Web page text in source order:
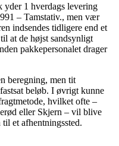
yder 1 hverdags levering
– Tamstativ., men vær
indsendes tidligere end et
at de højst sandsynligt
pakkepersonalet drager
beregning, men tit
beløb. I øvrigt kunne
hvilket ofte –
eller Skjern – vil blive
et afhentningssted.